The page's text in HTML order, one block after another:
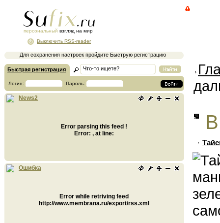
персональный взгляд на мир
Для сохранения настроек пройдите Быструю регистрацию
Выключить RSS-reader
Быстрая регистрация
Логин: Пароль:
News2
Error parsing this feed !
Error: , at line:
Ошибка
Error while retriving feed
http://www.membrana.ru/export/rss.xml